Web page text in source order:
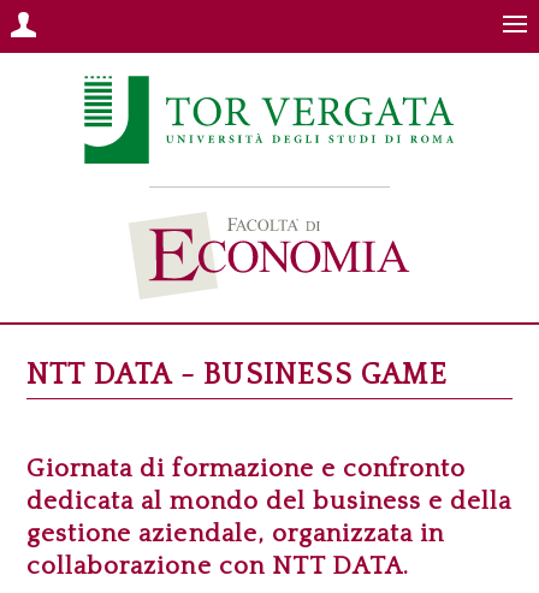
NTT DATA - BUSINESS GAME
Giornata di formazione e confronto
dedicata al mondo del business e della
gestione aziendale, organizzata in
collaborazione con NTT DATA.